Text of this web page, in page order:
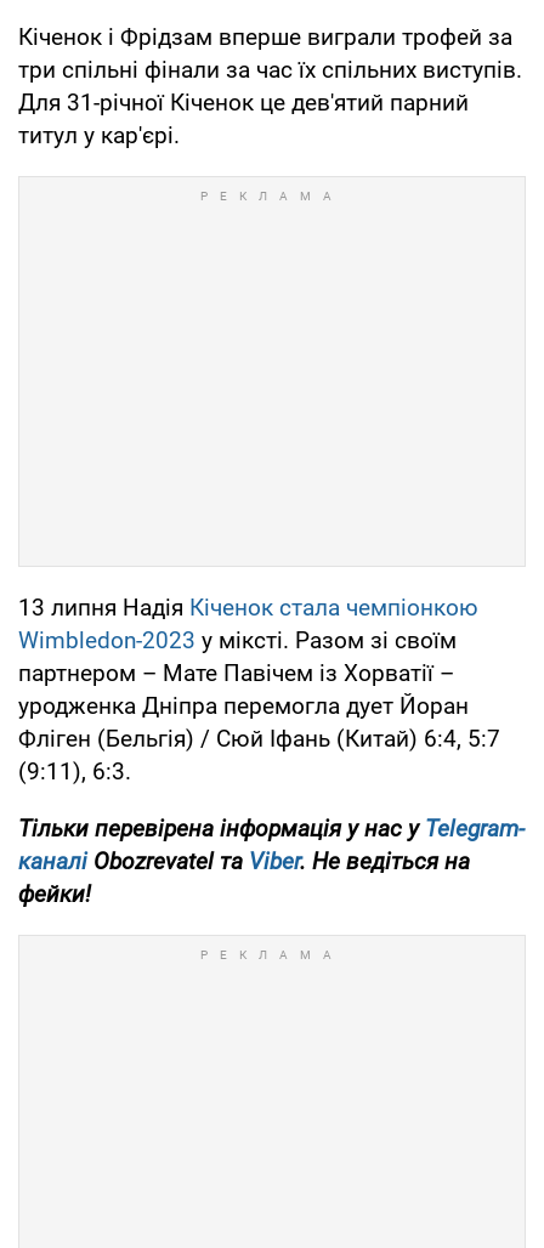
Кіченок і Фрідзам вперше виграли трофей за
три спільні фінали за час їх спільних виступів.
Для 31-річної Кіченок це дев'ятий парний
титул у кар'єрі.
13 липня Надія Кіченок стала чемпіонкою
Wimbledon-2023 у міксті. Разом зі своїм
партнером – Мате Павічем із Хорватії –
уродженка Дніпра перемогла дует Йоран
Фліген (Бельгія) / Сюй Іфань (Китай) 6:4, 5:7
(9:11), 6:3.
Тільки перевірена інформація у нас уTelegram-
каналіObozrevatel та Viber. Не ведіться на
фейки!